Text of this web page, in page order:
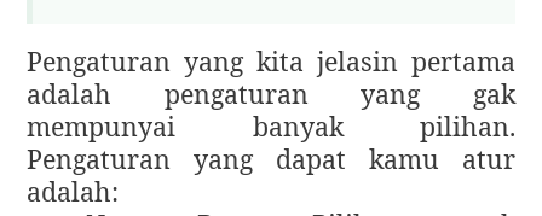
Pengaturan yang kita jelasin pertama
adalah pengaturan yang gak
mempunyai banyak pilihan.
Pengaturan yang dapat kamu atur
adalah: